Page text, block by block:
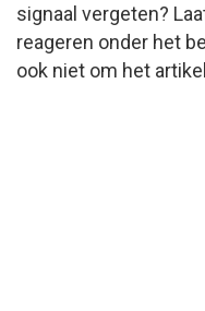
signaal vergeten?
reageren onder het
ook niet om het